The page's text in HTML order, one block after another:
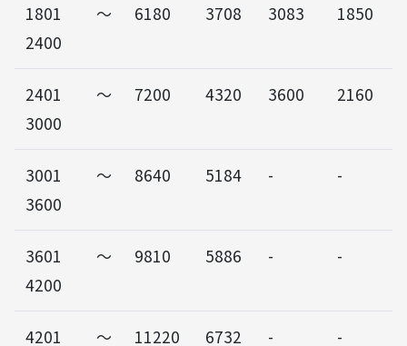
1801～
2400
6180 3708 3083 1850
2401～
3000
7200 4320 3600 2160
3001～
3600
8640 5184 - -
3601～
4200
9810 5886 - -
4201～ 11220 6732 - -